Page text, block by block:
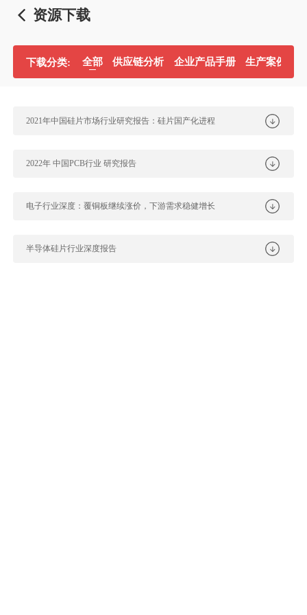
资源下载
下载分类: 全部 供应链分析 企业产品手册 生产案例分析
2021年中国硅片市场行业研究报告：硅片国产化进程
2022年 中国PCB行业 研究报告
电子行业深度：覆铜板继续涨价，下游需求稳健增长
半导体硅片行业深度报告